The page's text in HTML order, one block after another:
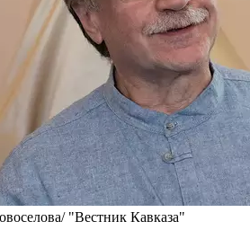
"Вестник Кавказа"